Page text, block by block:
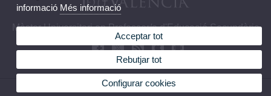
Màster Universitari en Professor/a d'Educació Secundària
© 2026 UV. - Av. Tarongers, 4. 46020 València. Telèfon: 963983966
informació Més informació
Acceptar tot
Rebutjar tot
Configurar cookies